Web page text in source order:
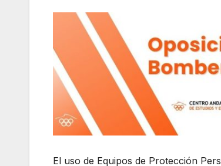
El uso de Equipos de Protección